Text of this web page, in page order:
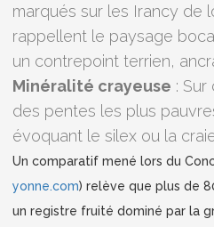
marqués sur les Irancy de
rappellent le paysage
un contrepoint terrien,
Minéralité crayeuse :
des pentes les plus
évoquant le silex ou la
Un comparatif mené lors du
yonne.com) relève que plus de
un registre fruité dominé par la